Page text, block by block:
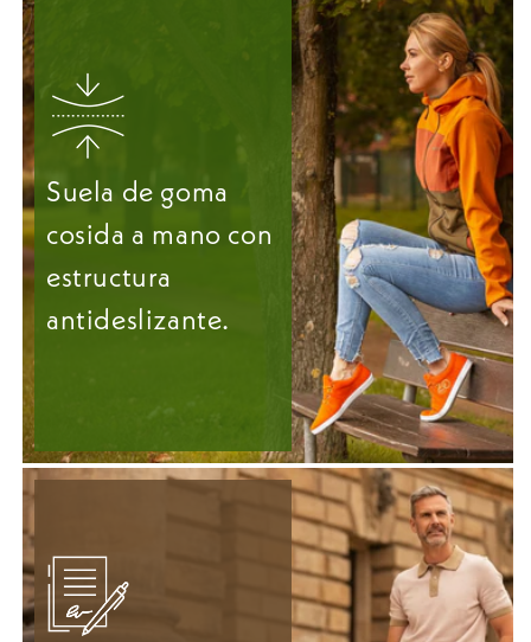
Suela de goma
cosida a mano con
estructura
antideslizante.